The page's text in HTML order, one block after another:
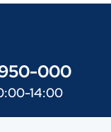
000
14:00